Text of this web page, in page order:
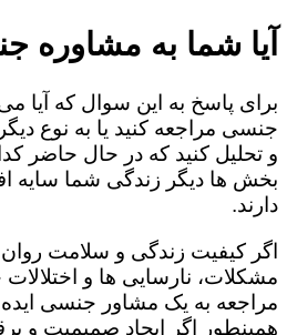
آیا شما به مشاوره
برای پاسخ به این سوال که آیا
جنسی مراجعه کنید یا به نوع
و تحلیل کنید که در حال حاضر
بخش ها دیگر زندگی شما سایه
دارند.
اگر کیفیت زندگی و سلامت
مشکلات، نارسایی ها و
مراجعه به یک مشاور جنسی
همینطور اگر ایجاد صمیمیت و